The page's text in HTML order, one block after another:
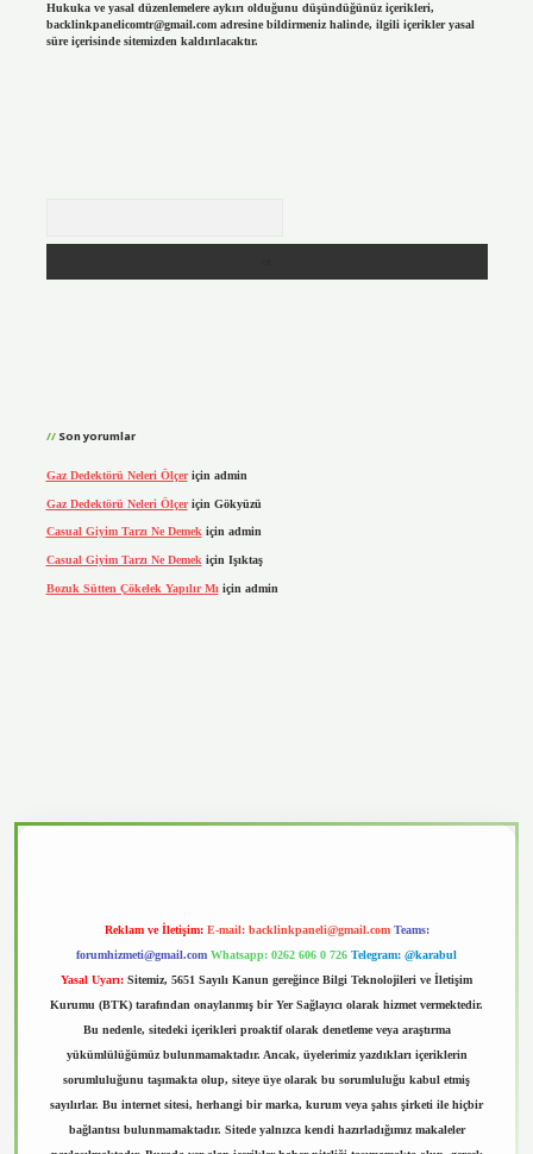
Hukuka ve yasal düzenlemelere aykırı olduğunu düşündüğünüz içerikleri,
backlinkpanelicomtr@gmail.comadresine bildirmeniz halinde, ilgili içerikler yasal
süre içerisinde sitemizden kaldırılacaktır.
Son yorumlar
Gaz Dedektörü Neleri Ölçeriçin admin
Gaz Dedektörü Neleri Ölçeriçin Gökyüzü
Casual Giyim Tarzı Ne Demekiçin admin
Casual Giyim Tarzı Ne Demek için Işıktaş
Bozuk Sütten Çökelek Yapılır Mı için admin
Reklam ve İletişim: E-mail: backlinkpaneli@gmail.com Teams:
forumhizmeti@gmail.com Whatsapp: 0262 606 0 726 Telegram: @karabul
Yasal Uyarı: Sitemiz, 5651 Sayılı Kanun gereğince Bilgi Teknolojileri ve İletişim
Kurumu (BTK) tarafından onaylanmış bir Yer Sağlayıcı olarak hizmet vermektedir.
Bu nedenle, sitedeki içerikleri proaktif olarak denetleme veya araştırma
yükümlülüğümüz bulunmamaktadır. Ancak, üyelerimiz yazdıkları içeriklerin
sorumluluğunu taşımakta olup, siteye üye olarak bu sorumluluğu kabul etmiş
sayılırlar. Bu internet sitesi, herhangi bir marka, kurum veya şahıs şirketi ile hiçbir
bağlantısı bulunmamaktadır. Sitede yalnızca kendi hazırladığımız makaleler